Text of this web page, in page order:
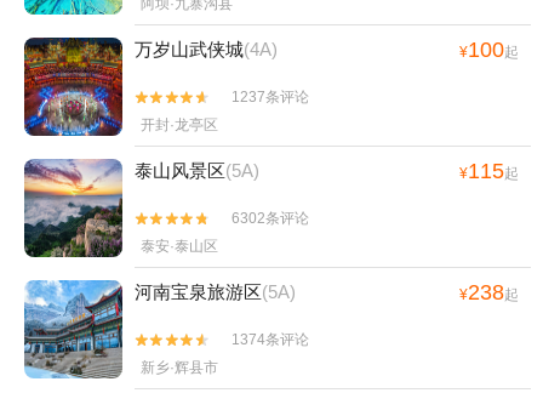
阿坝·九寨沟县
万岁山武侠城(4A) ¥100起


1237条评论
开封·龙亭区
泰山风景区(5A) ¥115起


6302条评论
泰安·泰山区
河南宝泉旅游区(5A) ¥238起


1374条评论
新乡·辉县市